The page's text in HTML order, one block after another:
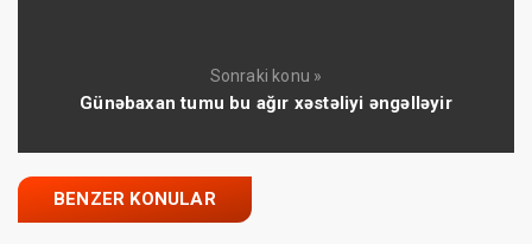
Sonraki konu »
Günəbaxan tumu bu ağır xəstəliyi əngəlləyir
BENZER KONULAR